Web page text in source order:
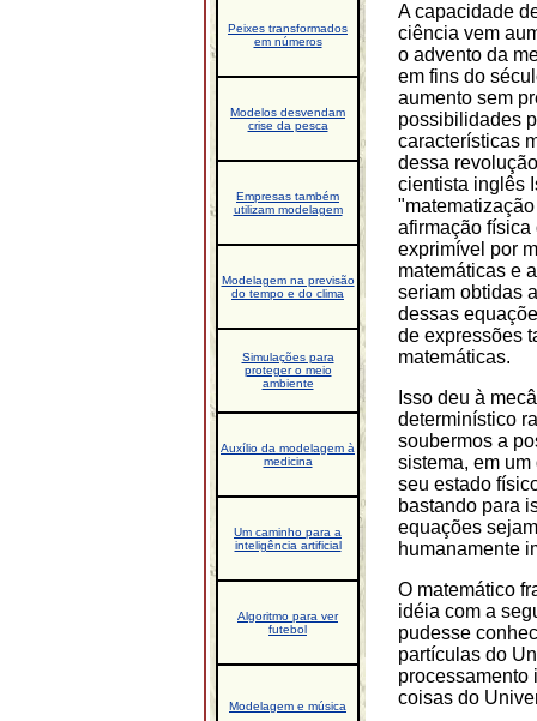
Peixes transformados
em números
Modelos desvendam
crise da pesca
Empresas também
utilizam modelagem
Modelagem na previsão
do tempo e do clima
Simulações para
proteger o meio
ambiente
Auxílio da modelagem à
medicina
Um caminho para a
inteligência artificial
Algoritmo para ver
futebol
Modelagem e música
A capacidade
ciência vem
o advento da
em fins do
aumento sem
possibilidades
características
dessa
cientista inglês
afirmação física
exprimível por
matemáticas e
seriam obtidas
dessas
de expressões
matemáticas.
Isso deu à
determinístico
soubermos a
sistema, em
seu estado
bastando para
equações
humanamente
O matemático
idéia com a
pudesse
partículas do
processamento
coisas do